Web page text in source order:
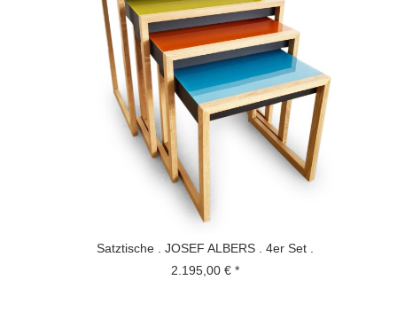
Satztische . JOSEF ALBERS . 4er Set .
2.195,00 € *